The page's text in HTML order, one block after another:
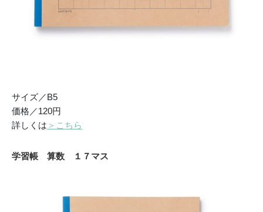
サイズ／B5
価格／120円
詳しくは ＞こちら
学習帳 算数 １７マス